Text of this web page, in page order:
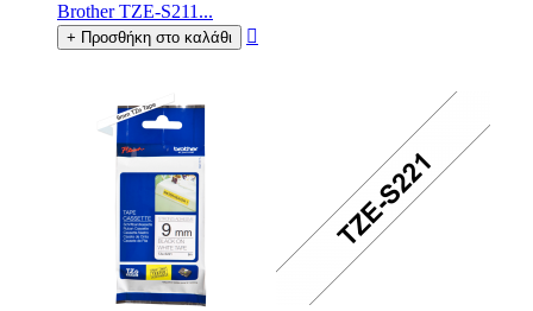
Brother TZE-S211...
+ Προσθήκη στο καλάθι 